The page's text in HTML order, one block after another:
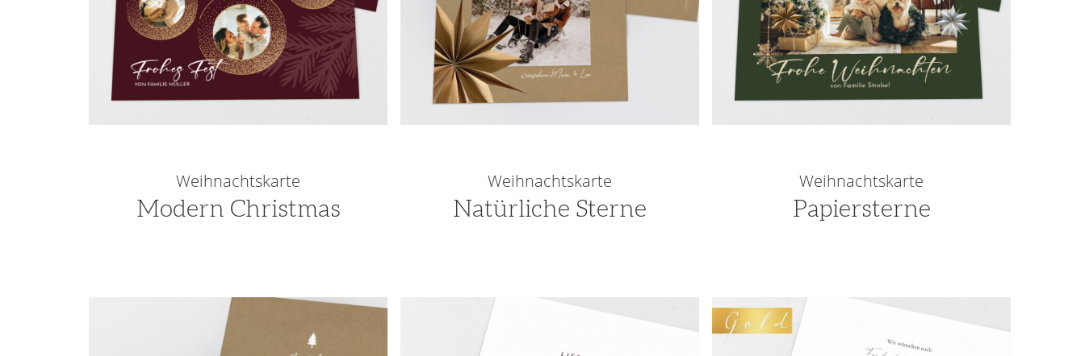
Weihnachtskarte
Modern Christmas
Weihnachtskarte
Natürliche Sterne
Weihnachtskarte
Papiersterne